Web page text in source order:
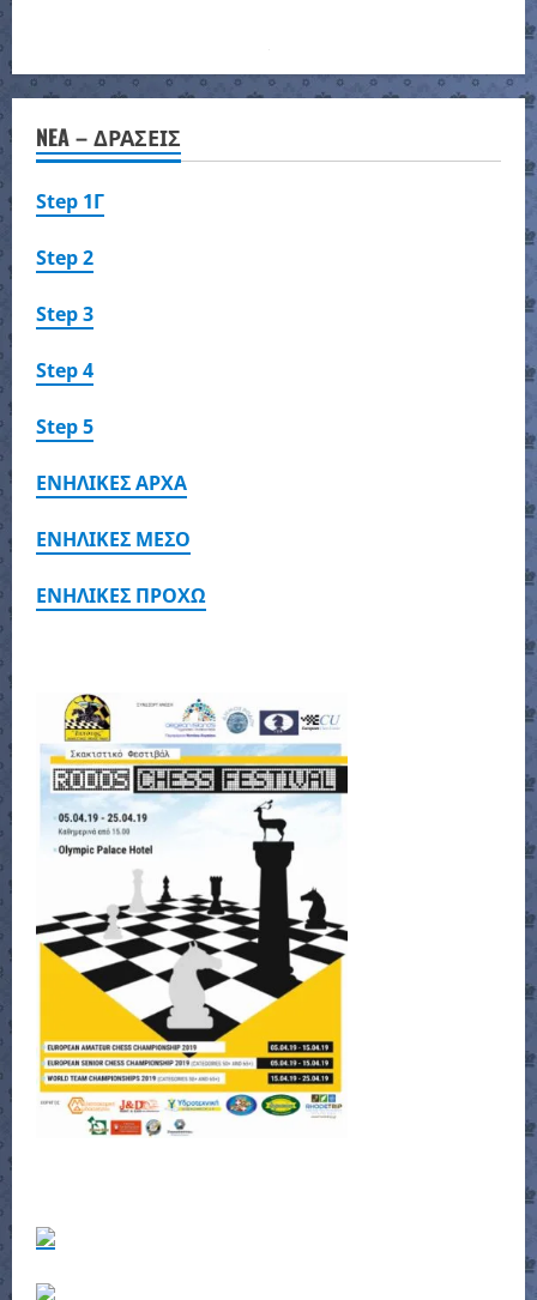
NEA – ΔΡΑΣΕΙΣ
Step 1Γ
Step 2
Step 3
Step 4
Step 5
ΕΝΗΛΙΚΕΣ ΑΡΧΑ
ΕΝΗΛΙΚΕΣ ΜΕΣΟ
ΕΝΗΛΙΚΕΣ ΠΡΟΧΩ